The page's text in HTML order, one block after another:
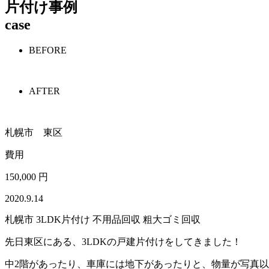
片付け事例
case
BEFORE
AFTER
札幌市 東区
費用
150,000 円
2020.9.14
札幌市 3LDK片付け 不用品回収 粗大ゴミ回収
先日東区にある、3LDKの戸建片付けをしてきました！
中2階があったり、車庫には地下があったりと、物量が写真以